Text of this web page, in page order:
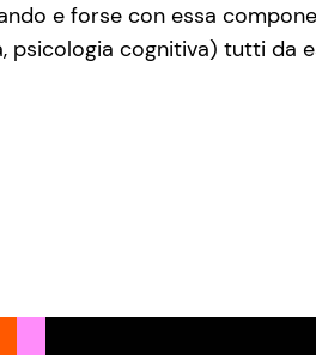
e forse con essa
psicologia cognitiva) tutti da